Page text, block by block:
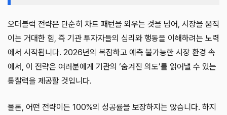
오더블럭 전략은 단순히 차트 패턴을 외우는 것을 넘어, 시장을 움직
이는 거대한 힘, 즉 기관 투자자들의 심리와 행동을 이해하려는 노력
에서 시작됩니다. 2026년의 복잡하고 예측 불가능한 시장 환경 속
에서, 이 전략은 여러분에게 기관의 ‘숨겨진 의도’를 읽어낼 수 있는
통찰력을 제공할 것입니다.
물론, 어떤 전략이든 100%의 성공률을 보장하지는 않습니다. 하지